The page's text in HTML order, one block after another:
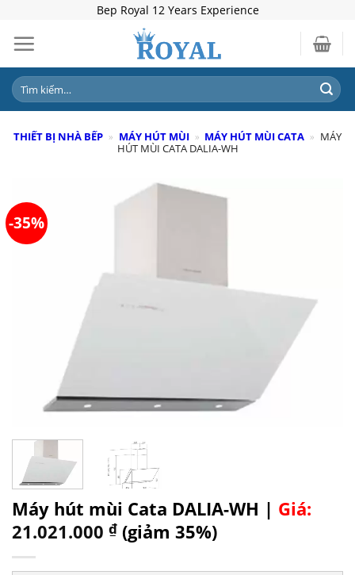
content
Bep Royal 12 Years Experience
Tìm
kiếm:
THIẾT BỊ NHÀ BẾP » MÁY HÚT MÙI » MÁY HÚT MÙI CATA » MÁY
HÚT MÙI CATA DALIA-WH
-35%
Máy hút mùi Cata DALIA-WH | Giá:
21.021.000 ₫ (giảm 35%)